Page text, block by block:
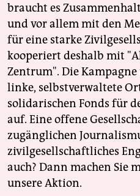
braucht es
und vor allem mit den
für eine starke
kooperiert deshalb mit
Zentrum". Die
linke, selbstverwaltete
solidarischen Fonds für
auf. Eine offene
zugänglichen
zivilgesellschaftliches
auch? Dann machen Sie
unsere Aktion.